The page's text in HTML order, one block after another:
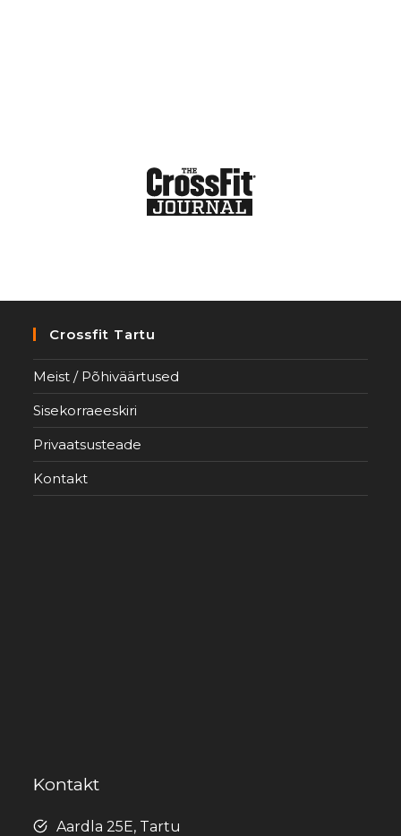
Crossfit Tartu
Meist / Põhiväärtused
Sisekorraeeskiri
Privaatsusteade
Kontakt
Kontakt
Aardla 25E, Tartu